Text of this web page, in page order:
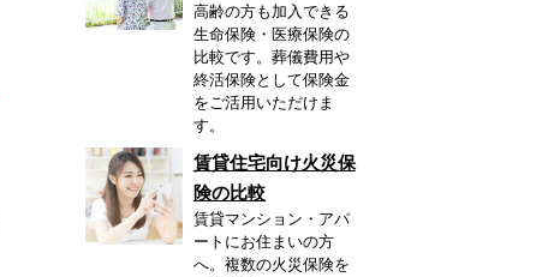
高齢の方も加入できる
生命保険・医療保険の
比較です。葬儀費用や
終活保険として保険金
をご活用いただけま
す。
賃貸住宅向け火災保
険の比較
賃貸マンション・アパ
ートにお住まいの方
へ。複数の火災保険を